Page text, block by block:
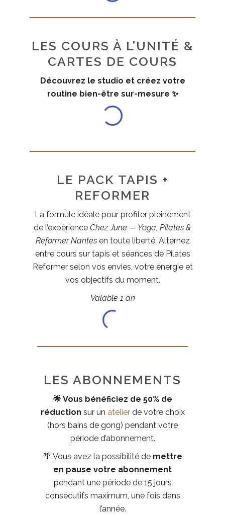
LES COURS À L’UNITÉ &
CARTES DE COURS
Découvrez le studio et créez votre
routine bien-être sur-mesure ✨
LE PACK TAPIS +
REFORMER
La formule idéale pour profiter pleinement
de l’expérience Chez June — Yoga, Pilates &
Reformer Nantesen toute liberté. Alternez
entre cours sur tapis et séances de Pilates
Reformer selon vos envies, votre énergie et
vos objectifs du moment.
Valable 1 an
LES ABONNEMENTS
🌟 Vous bénéficiez de 50% de
réduction sur un atelierde votre choix
(hors bains de gong) pendant votre
période d’abonnement.
🌴 Vous avez la possibilité de mettre
en pause votre abonnement
pendant une période de 15 jours
consécutifs maximum, une fois dans
l’année.